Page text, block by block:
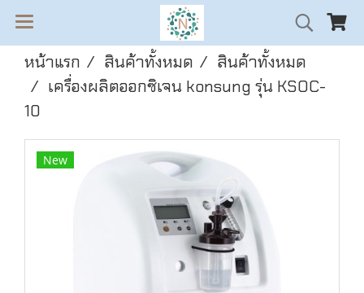
หน้าแรก สินค้าทั้งหมด
สินค้าทั้งหมด
เครื่องผลิตออกซิเจน konsung รุ่น KSOC-
10
New